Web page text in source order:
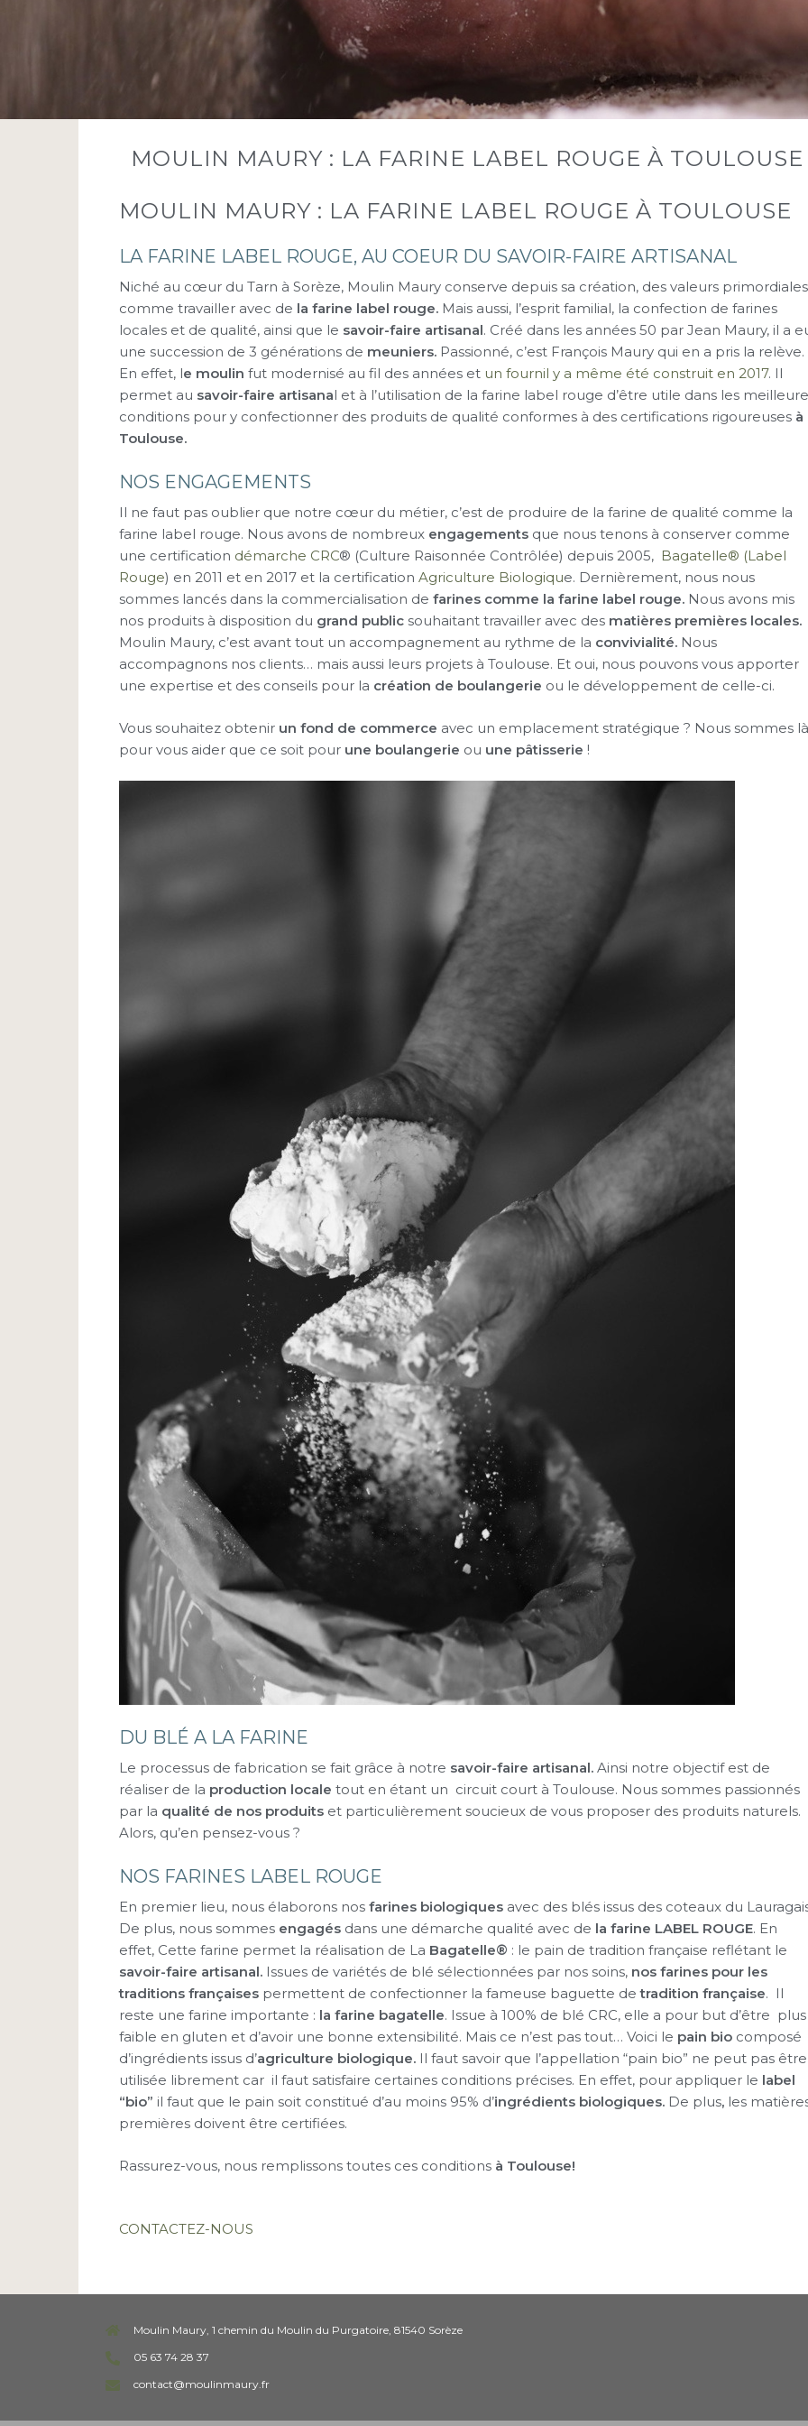
MOULIN MAURY : LA FARINE LABEL ROUGE À TOULOUSE
MOULIN MAURY : LA FARINE LABEL ROUGE À TOULOUSE
LA FARINE LABEL ROUGE, AU COEUR DU SAVOIR-FAIRE ARTISANAL
Niché au cœur du Tarn à Sorèze, Moulin Maury conserve depuis sa création, des valeurs primordiales
comme travailler avec de la farine label rouge. Mais aussi, l’esprit familial, la confection de farines
locales et de qualité, ainsi que le savoir-faire artisanal. Créé dans les années 50 par Jean Maury, il a
une succession de 3 générations de meuniers. Passionné, c’est François Maury qui en a pris la relève.
En effet, le moulin fut modernisé au fil des années et un fournil y a même été construit en 2017. Il
permet au savoir-faire artisanal et à l’utilisation de la farine label rouge d’être utile dans les
conditions pour y confectionner des produits de qualité conformes à des certifications rigoureuses à
Toulouse.
NOS ENGAGEMENTS
Il ne faut pas oublier que notre cœur du métier, c’est de produire de la farine de qualité comme la
farine label rouge. Nous avons de nombreux engagements que nous tenons à conserver comme
une certification démarche CRC® (Culture Raisonnée Contrôlée) depuis 2005, Bagatelle® (Label
Rouge) en 2011 et en 2017 et la certification Agriculture Biologique. Dernièrement, nous nous
sommes lancés dans la commercialisation de farines comme la farine label rouge. Nous avons mis
nos produits à disposition du grand public souhaitant travailler avec des matières premières locales.
Moulin Maury, c’est avant tout un accompagnement au rythme de la convivialité. Nous
accompagnons nos clients… mais aussi leurs projets à Toulouse. Et oui, nous pouvons vous apporter
une expertise et des conseils pour la création de boulangerie ou le développement de celle-ci.
Vous souhaitez obtenir un fond de commerce avec un emplacement stratégique ? Nous sommes là
pour vous aider que ce soit pour une boulangerie ou une pâtisserie !
DU BLÉ A LA FARINE
Le processus de fabrication se fait grâce à notre savoir-faire artisanal. Ainsi notre objectif est de
réaliser de la production locale tout en étant un circuit court à Toulouse. Nous sommes passionnés
par la qualité de nos produits et particulièrement soucieux de vous proposer des produits naturels.
Alors, qu’en pensez-vous ?
NOS FARINES LABEL ROUGE
En premier lieu, nous élaborons nos farines biologiques avec des blés issus des coteaux du
De plus, nous sommes engagés dans une démarche qualité avec de la farine LABEL ROUGE. En
effet, Cette farine permet la réalisation de La Bagatelle® : le pain de tradition française reflétant le
savoir-faire artisanal. Issues de variétés de blé sélectionnées par nos soins, nos farines pour les
traditions françaises permettent de confectionner la fameuse baguette detradition française. Il
reste une farine importante : la farine bagatelle. Issue à 100% de blé CRC, elle a pour but d’être plus
faible en gluten et d’avoir une bonne extensibilité. Mais ce n’est pas tout… Voici le pain bio composé
d’ingrédients issus d’agriculture biologique. Il faut savoir que l’appellation “pain bio” ne peut pas être
utilisée librement car il faut satisfaire certaines conditions précises. En effet, pour appliquer le label
“bio” il faut que le pain soit constitué d’au moins 95% d’ingrédients biologiques. De plus, les
premières doivent être certifiées.
Rassurez-vous, nous remplissons toutes ces conditions à Toulouse!
CONTACTEZ-NOUS
Moulin Maury, 1 chemin du Moulin du Purgatoire, 81540 Sorèze
05 63 74 28 37
contact@moulinmaury.fr